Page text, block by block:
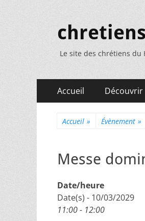
Le site des chrétiens du
Menu
principal
Accueil Découvrir
Accueil » Évènement »
Messe
Date/heure
Date(s) - 10/03/2029
11:00 - 12:00